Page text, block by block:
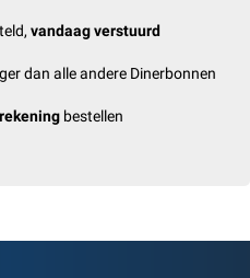
vandaag verstuurd
dan alle andere Dinerbonnen
bestellen